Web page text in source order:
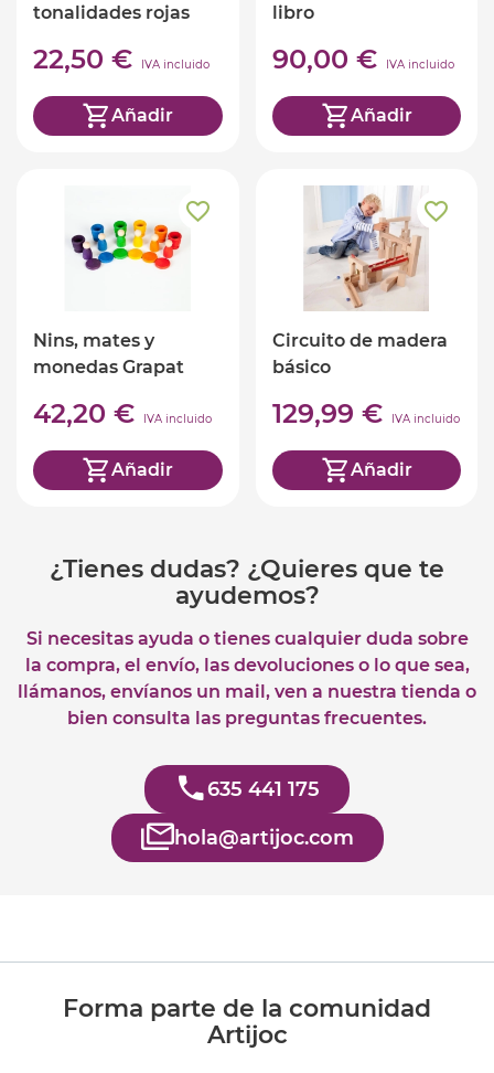
tonalidades rojas
22,50 € IVA incluido
Añadir
libro
90,00 € IVA incluido
Añadir
Nins, mates y
monedas Grapat
42,20 € IVA incluido
Añadir
Circuito de madera
básico
129,99 € IVA incluido
Añadir
¿Tienes dudas? ¿Quieres que te
ayudemos?
Si necesitas ayuda o tienes cualquier duda sobre
la compra, el envío, las devoluciones o lo que sea,
llámanos, envíanos un mail, ven a nuestra tienda o
bien consulta las preguntas frecuentes.
635 441 175
hola@artijoc.com
Forma parte de la comunidad
Artijoc